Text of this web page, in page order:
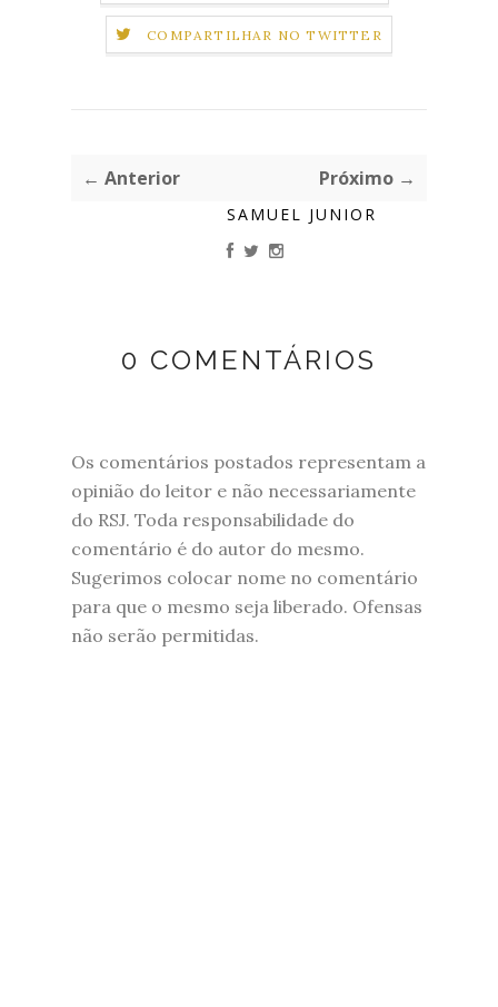
COMPARTILHAR NO TWITTER
← Anterior Próximo →
SAMUEL JUNIOR
0 COMENTÁRIOS
Os comentários postados representam a
opinião do leitor e não necessariamente
do RSJ. Toda responsabilidade do
comentário é do autor do mesmo.
Sugerimos colocar nome no comentário
para que o mesmo seja liberado. Ofensas
não serão permitidas.